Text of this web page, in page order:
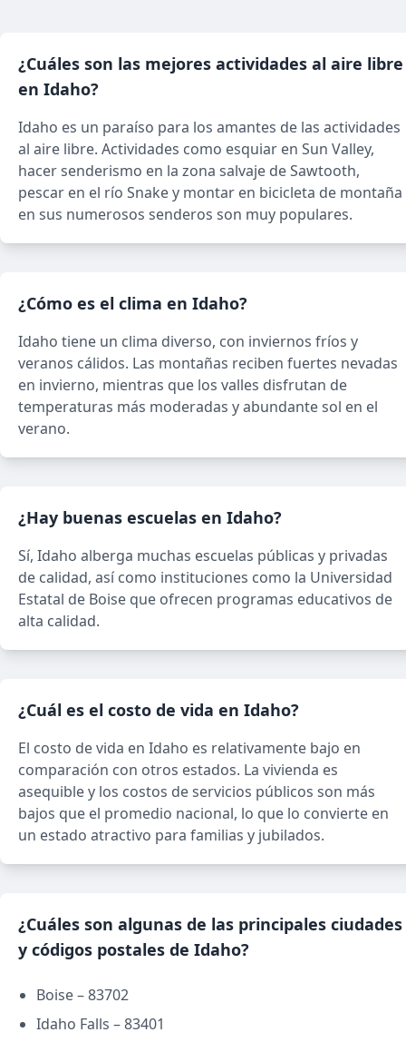
¿Cuáles son las mejores actividades al aire libre
en Idaho?
Idaho es un paraíso para los amantes de las actividades
al aire libre. Actividades como esquiar en Sun Valley,
hacer senderismo en la zona salvaje de Sawtooth,
pescar en el río Snake y montar en bicicleta de montaña
en sus numerosos senderos son muy populares.
¿Cómo es el clima en Idaho?
Idaho tiene un clima diverso, con inviernos fríos y
veranos cálidos. Las montañas reciben fuertes nevadas
en invierno, mientras que los valles disfrutan de
temperaturas más moderadas y abundante sol en el
verano.
¿Hay buenas escuelas en Idaho?
Sí, Idaho alberga muchas escuelas públicas y privadas
de calidad, así como instituciones como la Universidad
Estatal de Boise que ofrecen programas educativos de
alta calidad.
¿Cuál es el costo de vida en Idaho?
El costo de vida en Idaho es relativamente bajo en
comparación con otros estados. La vivienda es
asequible y los costos de servicios públicos son más
bajos que el promedio nacional, lo que lo convierte en
un estado atractivo para familias y jubilados.
¿Cuáles son algunas de las principales ciudades
y códigos postales de Idaho?
Boise – 83702
Idaho Falls – 83401